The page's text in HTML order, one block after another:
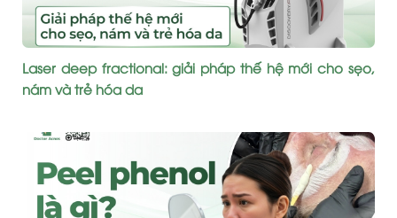
Laser deep fractional: giải pháp thế hệ mới cho sẹo,
nám và trẻ hóa da